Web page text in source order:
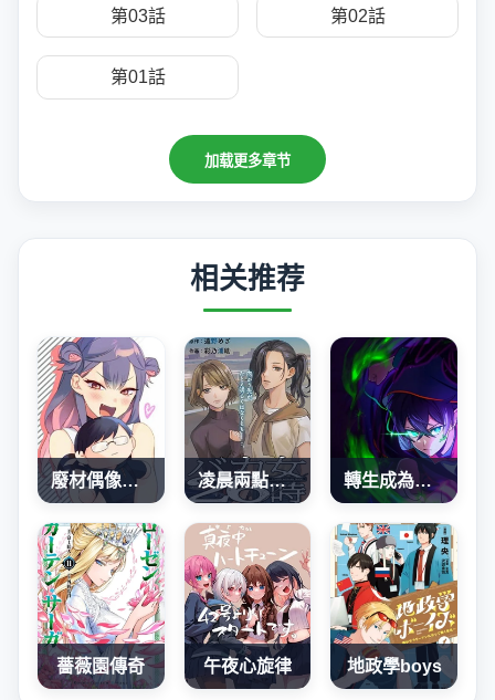
第03話 第02話
第01話
加载更多章节
相关推荐
廢材偶像和世上唯一的粉絲 凌晨兩點的蠢女人 轉生成為SSS級哥布林
薔薇園傳奇 午夜心旋律 地政學boys